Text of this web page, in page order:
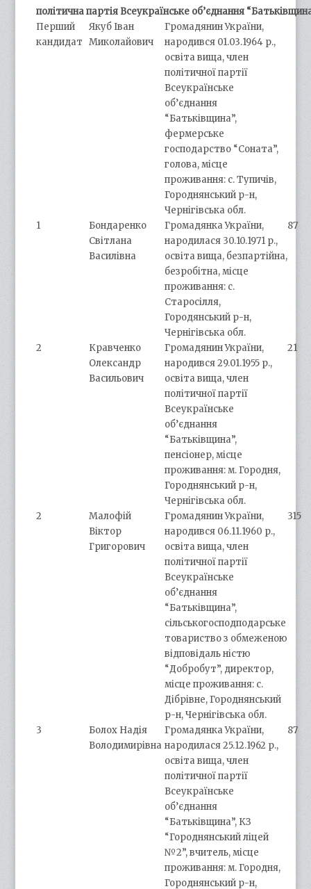
політична партія Всеукраїнське об’єднання
Перший
кандидат
Якуб Іван
Миколайович
Громадянин України,
народився 01.03.1964 р.,
освіта вища, член
політичної партії
Всеукраїнське
об’єднання
“Батьківщина”,
фермерське
господарство “Соната”,
голова, місце
проживання: с. Тупичів,
Городнянський р-н,
Чернігівська обл.
1
Бондаренко
Світлана
Василівна
Громадянка України,
народилася 30.10.1971 р.,
освіта вища, безпартійна,
безробітна, місце
проживання: с.
Старосілля,
Городянський р-н,
Чернігівська обл.
87
2
Кравченко
Олександр
Васильович
Громадянин України,
народився 29.01.1955 р.,
освіта вища, член
політичної партії
Всеукраїнське
об’єднання
“Батьківщина”,
пенсіонер, місце
проживання: м. Городня,
Городнянський р-н,
Чернігівська обл.
21
2
Малофій
Віктор
Григорович
Громадянин України,
народився 06.11.1960 р.,
освіта вища, член
політичної партії
Всеукраїнське
об’єднання
“Батьківщина”,
сільськогосподподарське
товариство з обмеженою
відповідаль ністю
“Добробут”, директор,
місце проживання: с.
Дібрівне, Городнянський
р-н, Чернігівська обл.
315
3
Болох Надія
Володимирівна
Громадянка України,
народилася 25.12.1962 р.,
освіта вища, член
політичної партії
Всеукраїнське
об’єднання
“Батьківщина”, КЗ
“Городнянський ліцей
№2”, вчитель, місце
проживання: м. Городня,
Городнянський р-н,
87